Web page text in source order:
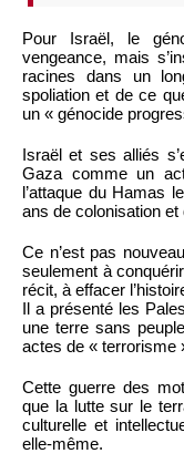
Pour Israël, le
vengeance, mais
racines dans un
spoliation et de ce
un « génocide
Israël et ses alliés
Gaza comme un
l’attaque du Hamas le
ans de colonisation
Ce n’est pas
seulement à
récit, à effacer
Il a présenté les
une terre sans
actes de « terrorisme
Cette guerre des
que la lutte sur le
culturelle et
elle-même.